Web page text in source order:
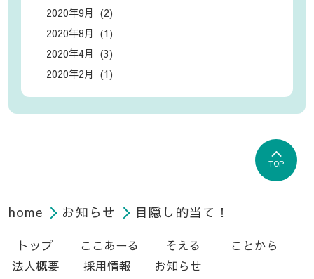
2020年9月 (2)
2020年8月 (1)
2020年4月 (3)
2020年2月 (1)
TOP
home お知らせ 目隠し的当て！
トップ ここあーる そえる
ことから
法人概要
採用情報 お知らせ